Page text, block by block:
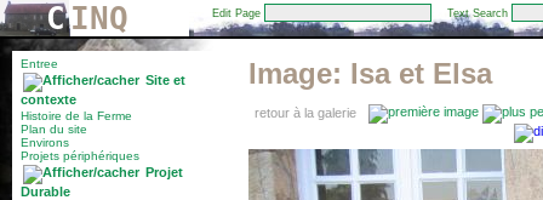
C INQ Edit Page Text Search
Entree
Site et
contexte
Histoire de la Ferme
Plan du site
Environs
Projets périphériques
Projet
Durable
Image: Isa et Elsa
retour à la galerie